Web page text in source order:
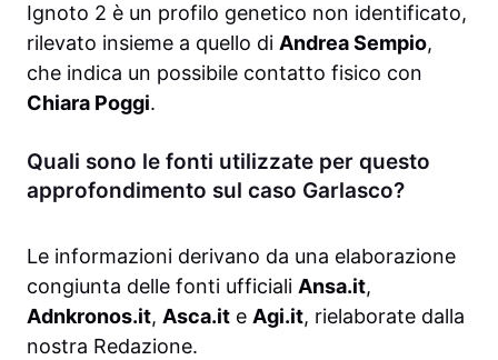
Ignoto 2 è un profilo genetico non identificato,
rilevato insieme a quello di Andrea Sempio,
che indica un possibile contatto fisico con
Chiara Poggi.
Quali sono le fonti utilizzate per questo
approfondimento sul caso Garlasco?
Le informazioni derivano da una elaborazione
congiunta delle fonti ufficiali Ansa.it,
Adnkronos.it, Asca.it e Agi.it, rielaborate dalla
nostra Redazione.